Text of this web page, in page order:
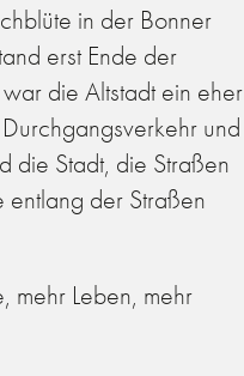
in der Bonner
erst Ende der
die Altstadt ein eher
und
die Stadt, die Straßen
der Straßen
mehr Leben, mehr